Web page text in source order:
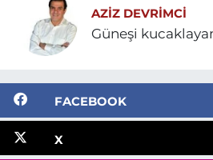
AZIZ DEVRIMCI
Güneşi
FACEBOOK
X